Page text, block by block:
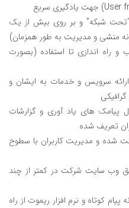
شبکه” و بر روی بیش از یک
منشی و مدیریت به طور همزمان)
راه اندازی تا استفاده (بصورت
سرویس و خدمات به ایشان و
پیامک های یاد آوری و گزارشات
تعریف شده
شده و مدیریت کاربران با سطوح
وب سایت شرکت در کمتر از چند
کوتاه و نرم افزار ریموت از راه